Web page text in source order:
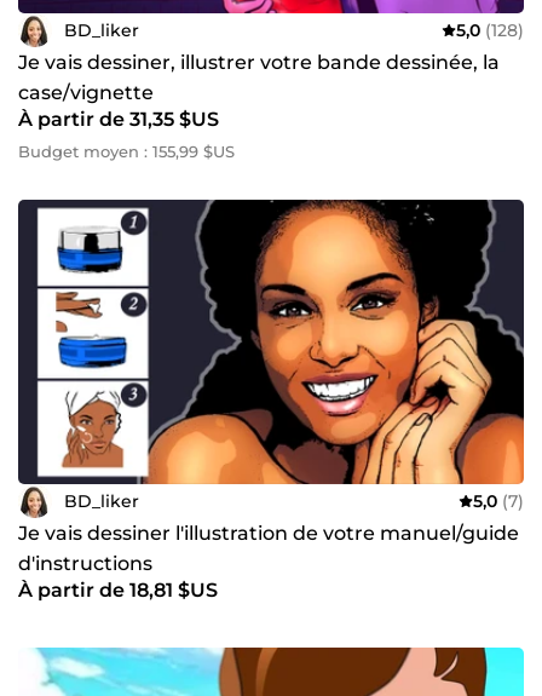
BD_liker 5,0 (128)
Je vais dessiner, illustrer votre bande dessinée, la
case/vignette
À partir de 31,35 $US
Budget moyen : 155,99 $US
BD_liker 5,0 (7)
Je vais dessiner l'illustration de votre manuel/guide
d'instructions
À partir de 18,81 $US